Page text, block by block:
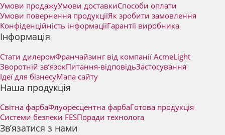
Умови продажуУмови доставкиСпособи оплати
Умови повернення продукціїЯк зробити замовлення
Конфіденційність інформаціїГарантії виробника
Інформація
Стати дилеромФранчайзинг від компанії AcmeLight
Зворотній зв’язокПитання-відповідьЗастосування
Ідеї для бізнесуМапа сайту
Наша продукція
Світна фарбаФлуоресцентна фарбаГотова продукція
Системи безпеки FESПоради технолога
Зв’язатися з нами